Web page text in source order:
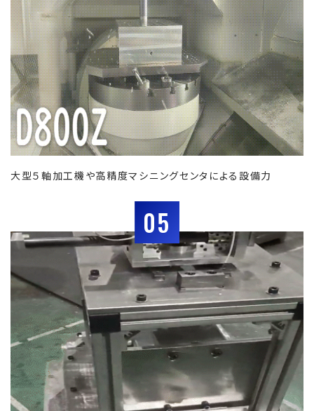
大型５軸加工機や高精度マシニングセンタによる設備力
05